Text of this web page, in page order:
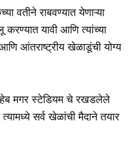
वतीने राबवण्यात येणाऱ्या
यावी आणि त्यांच्या
आणि आंतराष्ट्रीय खेळाडूंची योग्य
मगर स्टेडियम चे रखडलेले
सर्व खेळांची मैदाने तयार